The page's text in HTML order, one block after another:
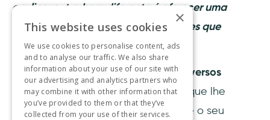
on-line, outra bem diferente é oferecer uma
experiência de onboarding de clientes que
encanta todos os seus usuários.
Trata-se de uma combinação de
diversos
elementos de onboardingreunidos que lhe
permitem conduzir o seu usuário até o seu
×
This website uses cookies
We use cookies to personalise content, ads
and to analyse our traffic. We also share
information about your use of our site with
our advertising and analytics partners who
may combine it with other information that
you’ve provided to them or that they’ve
collected from your use of their services.